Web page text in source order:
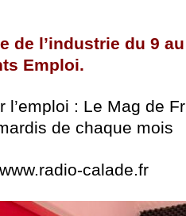
de l’industrie du 9
Emploi.
l’emploi : Le Mag de
de chaque mois
calade.fr